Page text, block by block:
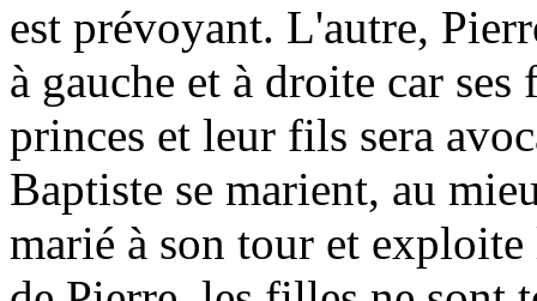
est prévoyant. L'autre,
à gauche et à droite car
princes et leur fils sera
Baptiste se marient, au
marié à son tour et